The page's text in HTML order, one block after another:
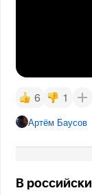
6 1
Артём Баусов
В